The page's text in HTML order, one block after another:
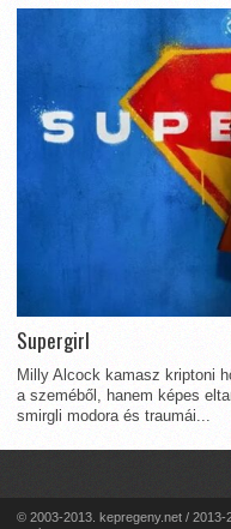
Supergirl
Milly Alcock kamasz kriptoni
a szeméből, hanem képes
smirgli modora és traumái...
© 2003-2013. kepregeny.net /